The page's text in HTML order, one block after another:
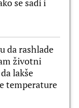
se sadi i
da rashlade
životni
lakše
temperature